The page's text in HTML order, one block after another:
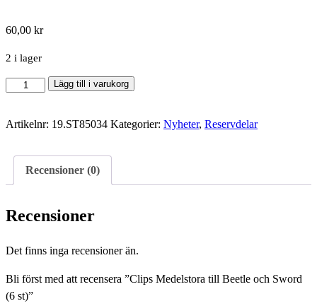
60,00 kr
2 i lager
Clips
till
Sword
(6
mängd
Lägg till i varukorg
Artikelnr: 19.ST85034 Kategorier: Nyheter, Reservdelar
Recensioner (0)
Recensioner
Det finns inga recensioner än.
Bli först med att recensera ”Clips Medelstora till Beetle och Sword
(6 st)”